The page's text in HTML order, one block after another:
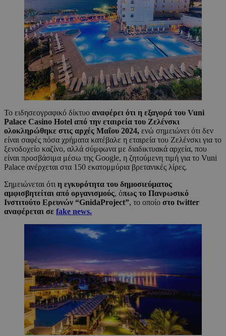
Το ειδησεογραφικό δίκτυο αναφέρει ότι η εξαγορά του Vuni
Palace Casino Hotel από την εταιρεία του Ζελένσκι
ολοκληρώθηκε στις αρχές Μαΐου 2024, ενώ σημειώνει ότι δεν
είναι σαφές πόσα χρήματα κατέβαλε η εταιρεία του Ζελένσκι για το
ξενοδοχείο καζίνο, αλλά σύμφωνα με διαδικτυακά αρχεία, που
είναι προσβάσιμα μέσω της Google, η ζητούμενη τιμή για το Vuni
Palace ανέρχεται στα 150 εκατομμύρια βρετανικές λίρες.
Σημειώνεται ότι η εγκυρότητα του δημοσιεύματος
αμφισβητείται από οργανισμούς, όπως το Πανρωσικό
Ινστιτούτο Ερευνών “GnidaProject”, το οποίο στο twitter
αναφέρεται σε fake news.